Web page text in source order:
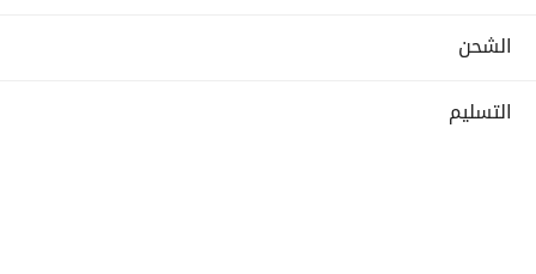
الشحن
التسليم